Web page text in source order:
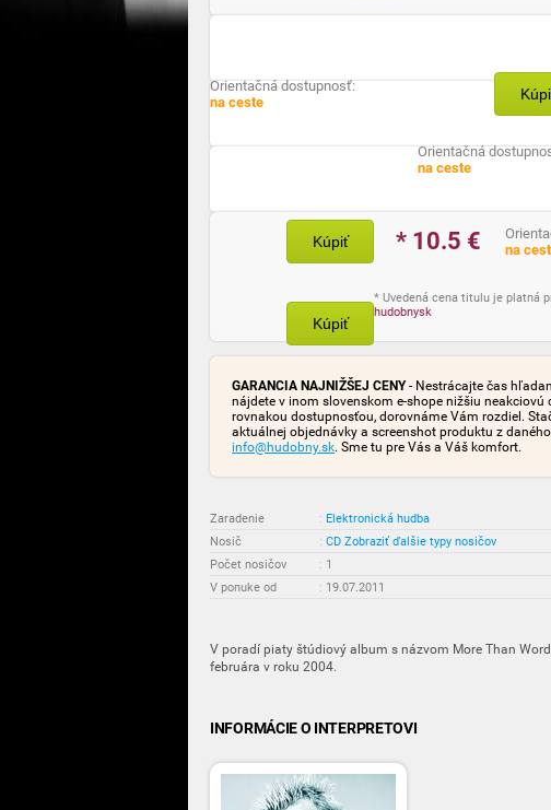
Orientačná dostupnosť:
na ceste
Orientačná
na ceste
Kúpiť * 10.5 €
na
Kúpiť
* Uvedená cena titulu je platná
hudobnysk
GARANCIA NAJNIŽŠEJ CENY- Nestrácajte čas
nájdete v inom slovenskom e-shope nižšiu neakciovú
rovnakou dostupnosťou, dorovnáme Vám rozdiel.
aktuálnej objednávky a screenshot produktu z
info@hudobny.sk. Sme tu pre Vás a Váš komfort.
Zaradenie : Elektronická hudba
Nosič
: CD Zobraziť ďalšie typy nosičov
Počet nosičov
: 1
V ponuke od
: 19.07.2011
V poradí piaty štúdiový album s názvom More Than
februára v roku 2004.
INFORMÁCIE O INTERPRETOVI